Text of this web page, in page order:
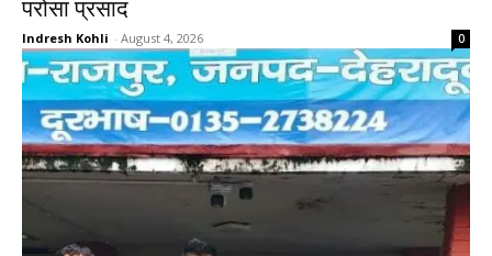
परोसा प्रसाद
Indresh Kohli - August 4, 2026 0